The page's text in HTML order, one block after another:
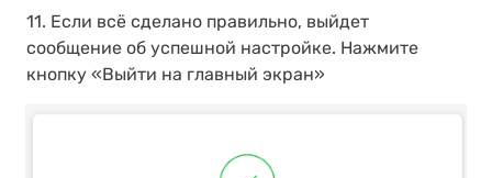
11. Если всё сделано правильно, выйдет
сообщение об успешной настройке. Нажмите
кнопку «Выйти на главный экран»